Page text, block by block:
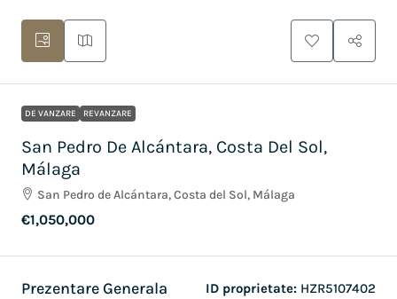
DE VANZARE REVANZARE
San Pedro De Alcántara, Costa Del Sol,
Málaga
San Pedro de Alcántara, Costa del Sol, Málaga
€1,050,000
Prezentare Generala ID proprietate: HZR5107402